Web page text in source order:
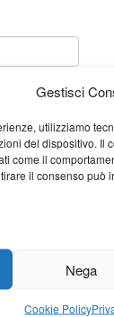
Gestisci
utilizziamo
del dispositivo. Il
come il
il consenso può
Nega
Cookie Policy
dai